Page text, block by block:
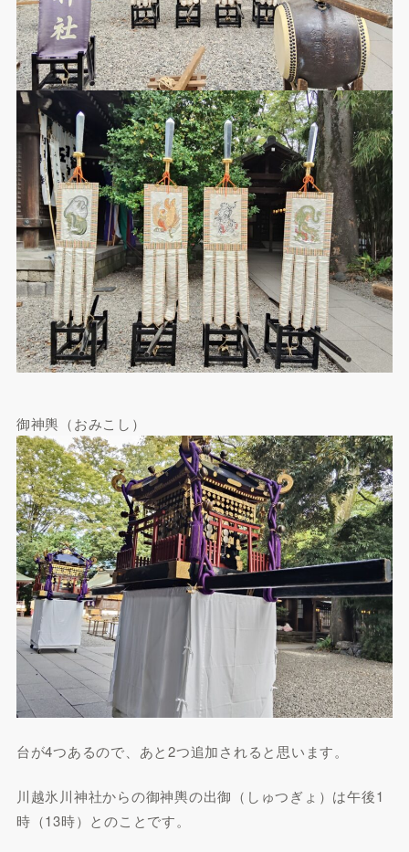
御神輿（おみこし）
台が4つあるので、あと2つ追加されると思います。
川越氷川神社からの御神輿の出御（しゅつぎょ）は午後1
時（13時）とのことです。